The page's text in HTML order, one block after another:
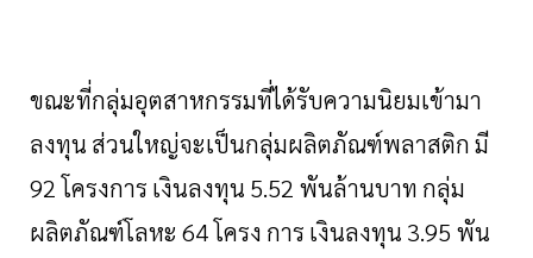
ขณะที่กลุ่มอุตสาหกรรมที่ได้รับความนิยมเข้ามา
ลงทุน ส่วนใหญ่จะเป็นกลุ่มผลิตภัณฑ์พลาสติกมี
92โครงการ เงินลงทุน 5.52 พันล้านบาท กลุ่ม
ผลิตภัณฑ์โลหะ 64โครง การ เงินลงทุน 3.95 พัน